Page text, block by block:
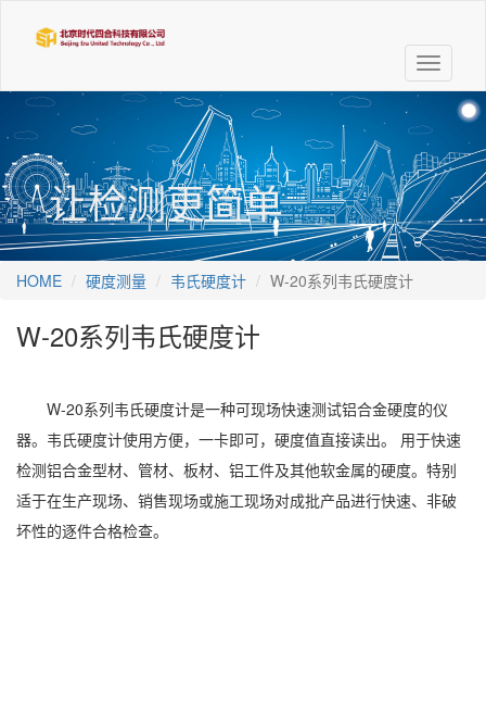
Toggle
让检测更简单
HOME 硬度测量 韦氏硬度计 W-20系列韦氏硬度计
W-20系列韦氏硬度计
W-20系列韦氏硬度计是一种可现场快速测试铝合金硬度的仪
器。韦氏硬度计使用方便，一卡即可，硬度值直接读出。 用于快速
检测铝合金型材、管材、板材、铝工件及其他软金属的硬度。特别
适于在生产现场、销售现场或施工现场对成批产品进行快速、非破
坏性的逐件合格检查。